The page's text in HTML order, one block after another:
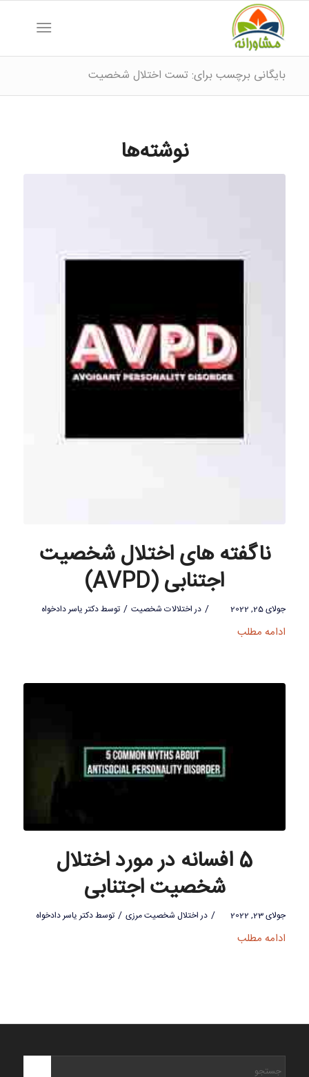
بایگانی برچسب برای: تست اختلال شخصیت
نوشته‌ها
ناگفته های اختلال شخصیت
اجتنابی (AVPD)
جولای 25, 2022 / دراختلالات شخصیت / توسطدکتر یاسر دادخواه
ادامه مطلب
5 افسانه در مورد اختلال
شخصیت اجتنابی
جولای 23, 2022 / در اختلال شخصیت مرزی / توسطدکتر یاسر دادخواه
ادامه مطلب